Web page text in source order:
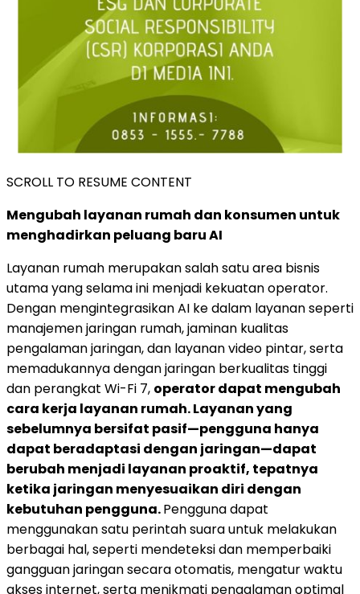
SCROLL TO RESUME CONTENT
Mengubah layanan rumah dan konsumen untuk
menghadirkan peluang baru AI
Layanan rumah merupakan salah satu area bisnis
utama yang selama ini menjadi kekuatan operator.
Dengan mengintegrasikan AI ke dalam layanan seperti
manajemen jaringan rumah, jaminan kualitas
pengalaman jaringan, dan layanan video pintar, serta
memadukannya dengan jaringan berkualitas tinggi
dan perangkat Wi-Fi 7, operator dapat mengubah
cara kerja layanan rumah. Layanan yang
sebelumnya bersifat pasif—pengguna hanya
dapat beradaptasi dengan jaringan—dapat
berubah menjadi layanan proaktif, tepatnya
ketika jaringan menyesuaikan diri dengan
kebutuhan pengguna.Pengguna dapat
menggunakan satu perintah suara untuk melakukan
berbagai hal, seperti mendeteksi dan memperbaiki
gangguan jaringan secara otomatis, mengatur waktu
akses internet, serta menikmati pengalaman optimal